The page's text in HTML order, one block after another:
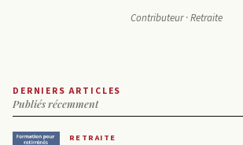
Contributeur · Retraite
DERNIERS ARTICLES
Publiés récemment
RETRAITE